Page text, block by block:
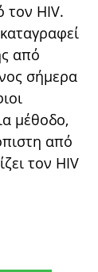
τον HIV.
από
σήμερα
μέθοδο,
από
τον HIV